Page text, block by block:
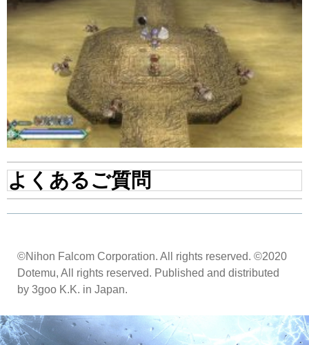
よくあるご質問
©Nihon Falcom Corporation. All rights reserved. ©2020
Dotemu, All rights reserved. Published and distributed
by 3goo K.K. in Japan.